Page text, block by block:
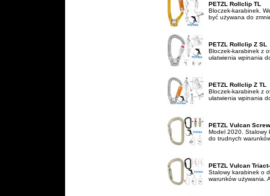
PETZL Rollclip TL
Bloczek-karabinek.
być używana do
PETZL Rollclip Z SL
Bloczek-karabinek z
ułatwienia wpinania
PETZL Rollclip Z TL
Bloczek-karabinek z
ułatwienia wpinania
PETZL Vulcan
Model 2020. Stalowy
do trudnych
PETZL Vulcan
Stalowy karabinek o
warunków używania.